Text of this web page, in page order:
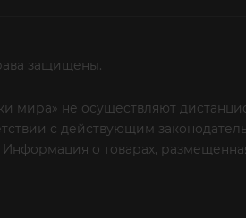
защищены.
мира» не осуществляют
с действующим
о товарах,